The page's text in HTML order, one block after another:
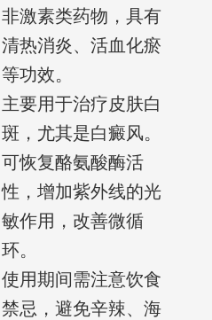
非激素类药物，具有
清热消炎、活血化瘀
等功效。
主要用于治疗皮肤白
斑，尤其是白癜风。
可恢复酪氨酸酶活
性，增加紫外线的光
敏作用，改善微循
环。
使用期间需注意饮食
禁忌，避免辛辣、海